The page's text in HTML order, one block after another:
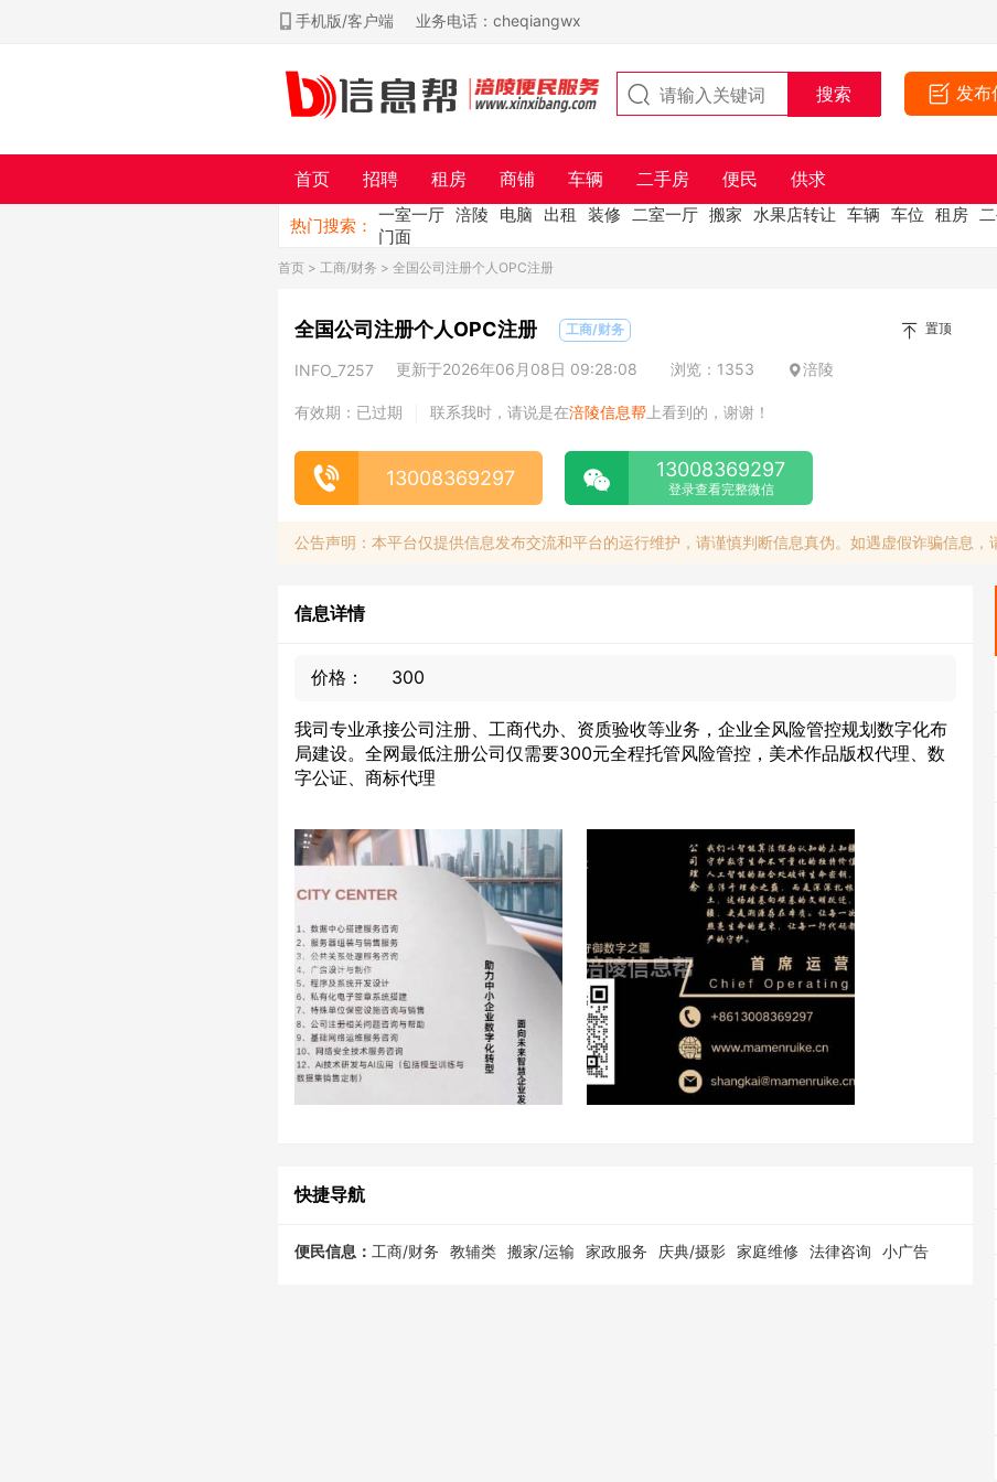
手机版/客户端 业务电话：cheqiangwx
发布
首页 招聘 租房 商铺 车辆 二手房 便民 供求
热门搜索：
一室一厅 涪陵 电脑 出租 装修 二室一厅 搬家 水果店转让 车辆 车位 租房
门面
首页 > 工商/财务 > 全国公司注册个人OPC注册
全国公司注册个人OPC注册 工商/财务 置顶
INFO_7257 更新于2026年06月08日 09:28:08 浏览：1353 涪陵
有效期：已过期 联系我时，请说是在涪陵信息帮 上看到的，谢谢！
13008369297 13008369297
登录查看完整微信
公告声明：本平台仅提供信息发布交流和平台的运行维护，请谨慎判断信息真伪。如遇虚假诈骗信息，
信息详情
价格： 300
我司专业承接公司注册、工商代办、资质验收等业务，企业全风险管控规划数字化布
局建设。全网最低注册公司仅需要300元全程托管风险管控，美术作品版权代理、数
字公证、商标代理
快捷导航
便民信息： 工商/财务 教辅类 搬家/运输 家政服务 庆典/摄影 家庭维修 法律咨询 小广告